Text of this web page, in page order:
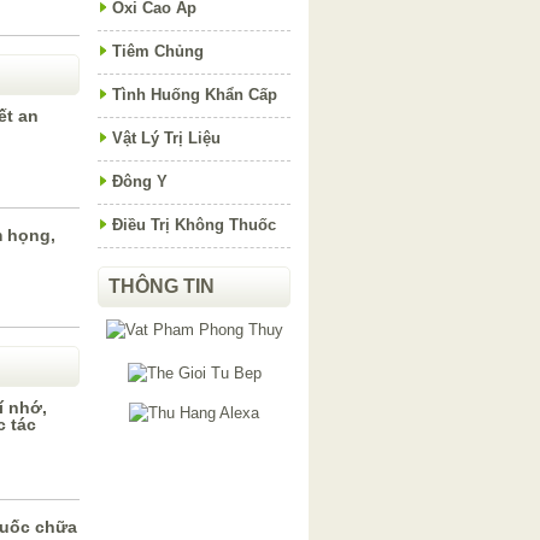
an
họng,
nhớ,
tác
chữa
Oxi Cao Áp
Tiêm Chủng
Tình Huống Khẩn Cấp
Vật Lý Trị Liệu
Đông Y
Điều Trị Không Thuốc
THÔNG TIN